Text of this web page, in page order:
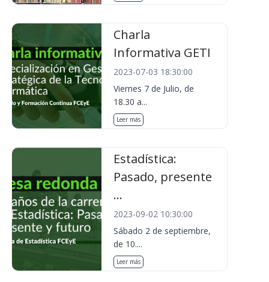
Charla
Informativa GETI
2023-07-03 18:30:00
Viernes 7 de Julio, de
18.30 a...
Leer más
Estadística:
Pasado, presente
...
2023-09-02 10:30:00
Sábado 2 de septiembre,
de 10....
Leer más